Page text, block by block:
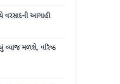
આગાહી
વ્યાજ મળશે, વરિષ્ઠ